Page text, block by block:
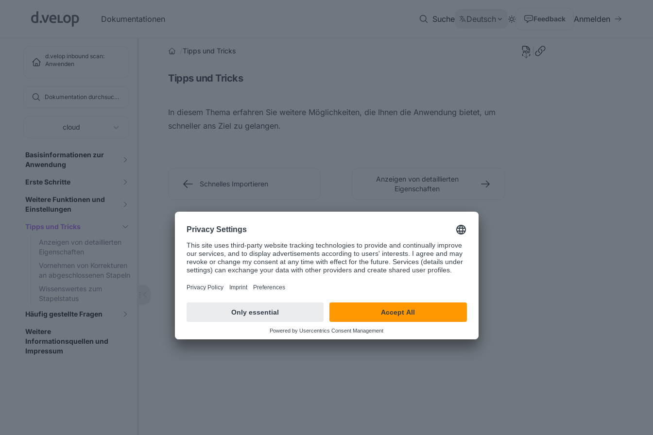
Dokumentationen Suche Deutsch Feedback Anmelden
d.velop inbound scan:
Anwenden
Dokumentation durchsuchen
cloud
Basisinformationen zur
Anwendung
Erste Schritte
Weitere Funktionen und
Einstellungen
Tipps und Tricks
Anzeigen von detaillierten
Eigenschaften
Vornehmen von Korrekturen
an abgeschlossenen Stapeln
Wissenswertes zum
Stapelstatus
Häufig gestellte Fragen
Weitere
Informationsquellen und
Impressum
Tipps und Tricks
Tipps und Tricks
In diesem Thema erfahren Sie weitere Möglichkeiten, die Ihnen die Anwendung bietet, um
schneller ans Ziel zu gelangen.
Schnelles Importieren
Anzeigen von detaillierten
Eigenschaften
PDF